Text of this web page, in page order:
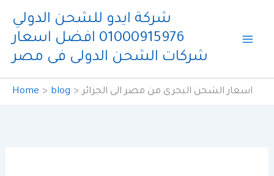
content
شركة ايدو للشحن الدولي
01000915976 افضل اسعار
شركات الشحن الدولى فى مصر
Home blog اسعار الشحن البحرى من مصر الى الجزائر